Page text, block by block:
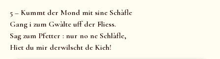
5 – Kummt der Mond mit sine Schàfle
Gang i zum Gwàlte uff der Fliess.
Sag zum Pfetter : nur no ne Schlàfle,
Hiet du mir derwilscht de Kieh!